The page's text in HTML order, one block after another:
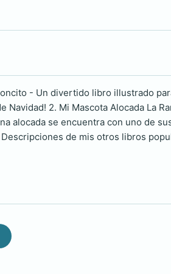
- Un divertido libro illustrado
2. Mi Mascota Alocada La
alocada se encuentra con uno de
de mis otros libros